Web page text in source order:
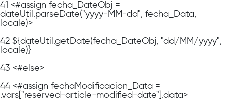
41 <#assign fecha_DateObj =
dateUtil.parseDate("yyyy-MM-dd", fecha_Data,
locale)>
42 ${dateUtil.getDate(fecha_DateObj, "dd/MM/yyyy",
locale)}
43 <#else>
44 <#assign fechaModificacion_Data =
.vars["reserved-article-modified-date"].data>